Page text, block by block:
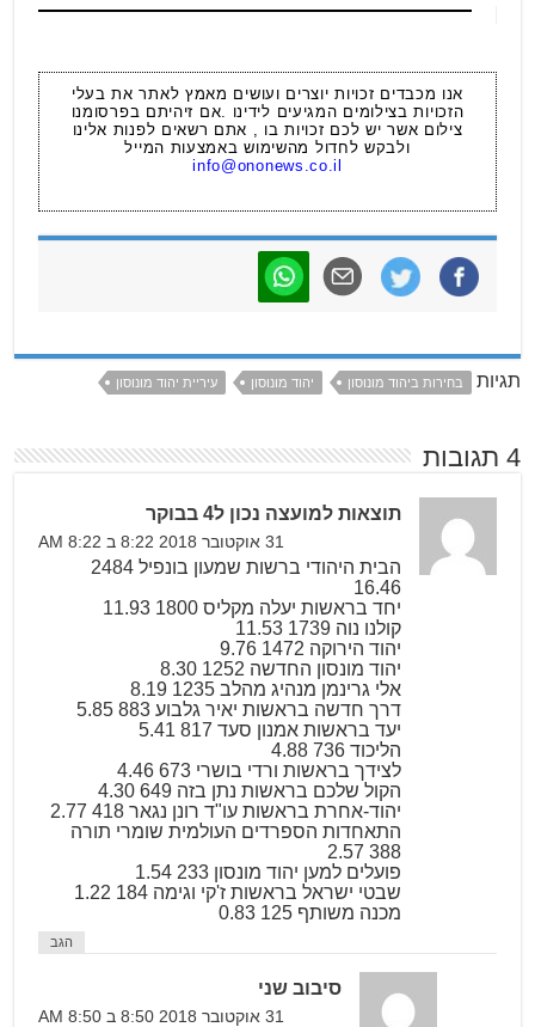
אנו מכבדים זכויות יוצרים ועושים מאמץ לאתר את בעלי
הזכויות בצילומים המגיעים לידינו .אם זיהיתם בפרסומנו
צילום אשר יש לכם זכויות בו , אתם רשאים לפנות אלינו
ולבקש לחדול מהשימוש באמצעות המייל
info@ononews.co.il
תגיות בחירות ביהוד מונוסון יהוד מונוסון עיריית יהוד מונוסון
4 תגובות
תוצאות למועצה נכון ל4 בבוקר
31 אוקטובר 2018 8:22 ב 8:22 AM
הבית היהודי ברשות שמעון בונפיל 2484
16.46
יחד בראשות יעלה מקליס 1800 11.93
קולנו נוה 1739 11.53
יהוד הירוקה 1472 9.76
יהוד מונסון החדשה 1252 8.30
אלי גרינמן מנהיג מהלב 1235 8.19
דרך חדשה בראשות יאיר גלבוע 883 5.85
יעד בראשות אמנון סעד 817 5.41
הליכוד 736 4.88
לצידך בראשות ורדי בושרי 673 4.46
הקול שלכם בראשות נתן בזה 649 4.30
יהוד-אחרת בראשות עו"ד רונן נגאר 418 2.77
התאחדות הספרדים העולמית שומרי תורה
388 2.57
פועלים למען יהוד מונסון 233 1.54
שבטי ישראל בראשות ז'קי וגימה 184 1.22
מכנה משותף 125 0.83
הגב
סיבוב שני
31 אוקטובר 2018 8:50 ב 8:50 AM